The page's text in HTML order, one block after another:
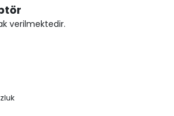
verilmektedir.